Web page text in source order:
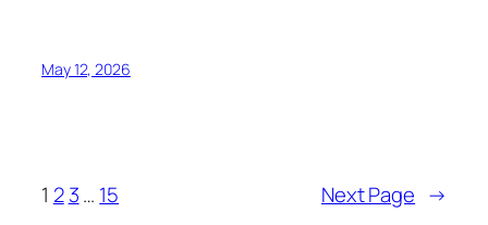
May 12, 2026
1 2 3… 15 Next Page →